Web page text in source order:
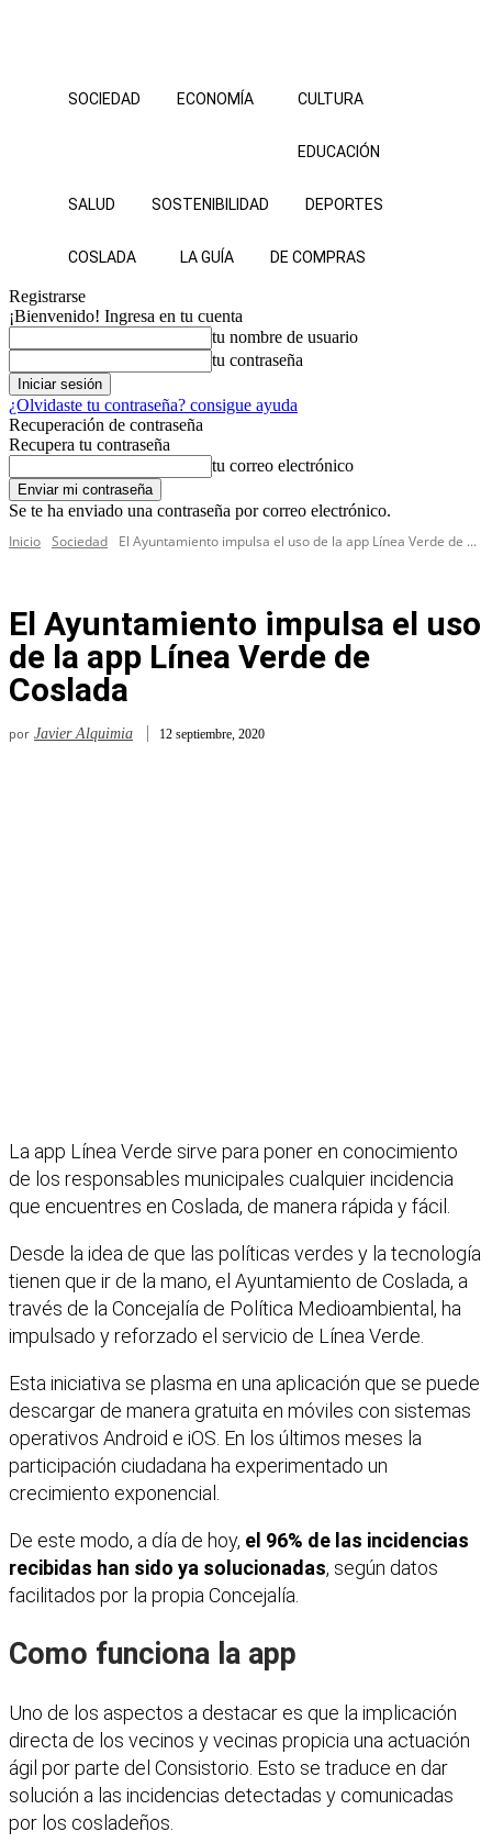
SOCIEDAD ECONOMÍA CULTURA
EDUCACIÓN
SALUD SOSTENIBILIDAD DEPORTES
COSLADA LA GUÍA DE COMPRAS
Registrarse
¡Bienvenido! Ingresa en tu cuenta
tu nombre de usuario
tu contraseña
¿Olvidaste tu contraseña? consigue ayuda
Recuperación de contraseña
Recupera tu contraseña
tu correo electrónico
Se te ha enviado una contraseña por correo electrónico.
Inicio Sociedad El Ayuntamiento impulsa el uso de la app Línea Verde de ...
El Ayuntamiento impulsa el uso
de la app Línea Verde de
Coslada
por Javier Alquimia 12 septiembre, 2020
La app Línea Verde sirve para poner en conocimiento
de los responsables municipales cualquier incidencia
que encuentres en Coslada, de manera rápida y fácil.
Desde la idea de que las políticas verdes y la tecnología
tienen que ir de la mano, el Ayuntamiento de Coslada, a
través de la Concejalía de Política Medioambiental, ha
impulsado y reforzado el servicio de Línea Verde.
Esta iniciativa se plasma en una aplicación que se puede
descargar de manera gratuita en móviles con sistemas
operativos Android e iOS. En los últimos meses la
participación ciudadana ha experimentado un
crecimiento exponencial.
De este modo, a día de hoy, el 96% de las incidencias
recibidas han sido ya solucionadas, según datos
facilitados por la propia Concejalía.
Como funciona la app
Uno de los aspectos a destacar es que la implicación
directa de los vecinos y vecinas propicia una actuación
ágil por parte del Consistorio. Esto se traduce en dar
solución a las incidencias detectadas y comunicadas
por los cosladeños.